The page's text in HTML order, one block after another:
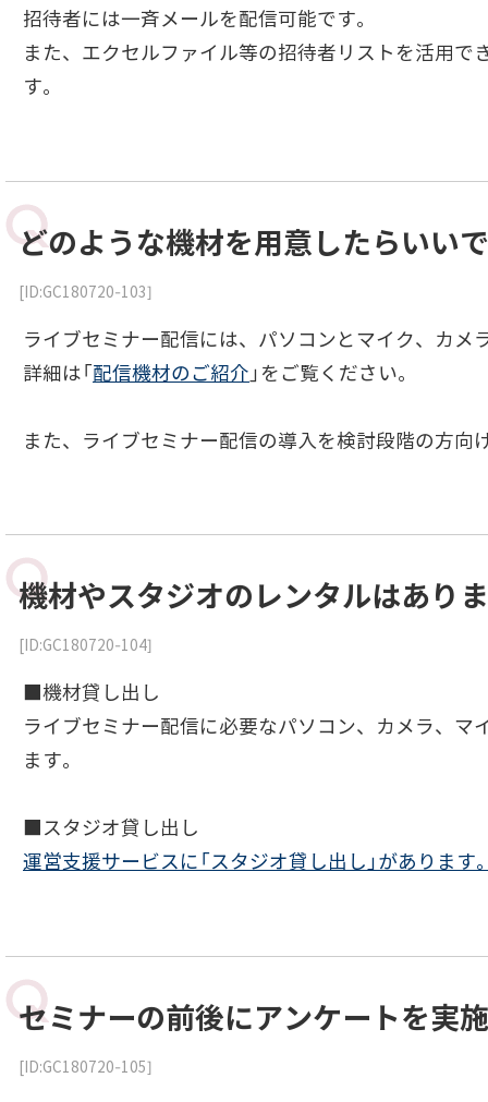
招待者には一斉メールを配信可能です。
また、エクセルファイル等の招待者リストを活用で
す。
どのような機材を用意したらいい
[ID:GC180720-103]
ライブセミナー配信には、パソコンとマイク、カメ
詳細は「配信機材のご紹介 」をご覧ください。
また、ライブセミナー配信の導入を検討段階の方向
機材やスタジオのレンタルはあり
[ID:GC180720-104]
■機材貸し出し
ライブセミナー配信に必要なパソコン、カメラ、マ
ます。
■スタジオ貸し出し
運営支援サービスに「スタジオ貸し出し」があります
セミナーの前後にアンケートを実
[ID:GC180720-105]